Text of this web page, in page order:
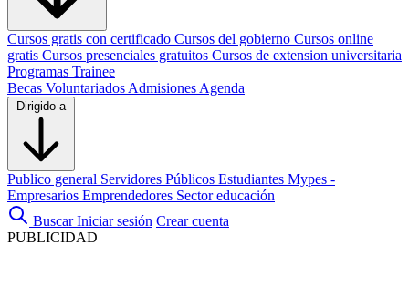
Cursos gratis con certificado Cursos del gobierno Cursos online
gratis Cursos presenciales gratuitos Cursos de extension universitaria
Programas Trainee
Becas Voluntariados Admisiones Agenda
Dirigido a
Publico general Servidores Públicos Estudiantes Mypes -
Empresarios Emprendedores Sector educación
Buscar Iniciar sesión Crear cuenta
PUBLICIDAD